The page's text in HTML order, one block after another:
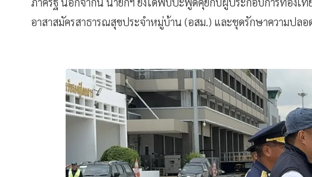
อาสาสมัครสาธารณสุขประจำหมู่บ้าน (อสม.) และชุดรักษาความปล